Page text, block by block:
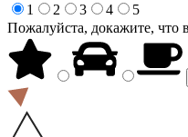
1
2 3 4
5
Пожалуйста, докажите, что